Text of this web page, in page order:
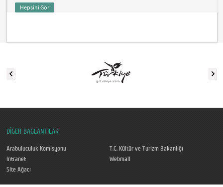
Hepsini Gör
DİĞER BAĞLANTILAR
Arabuluculuk Komisyonu
T.C. Kültür ve Turizm Bakanlığı
Intranet
Webmail
Site Ağacı